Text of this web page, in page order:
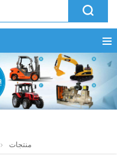
منتجات